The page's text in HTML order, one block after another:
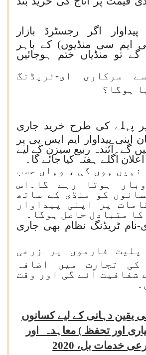
اگر رجسٹرڈ بازار
ایم سی منڈیوں) کے باہر
تو منڈیاں ختم ہوجائیں
سرکاری ای-ٹریڈنگ
ہوگا؟
پہلے کی طرح خرید جاری
پیداوار ایم ایس پی پر
گے۔آئندہ ربیع سیزن کے لیے
اگلے ہفتہ کیا جائے گا۔
نہیں ہوں گی ، وہاں حسب
ہوتا رہے گا۔اس
کو منڈی کے ساتھ
پر اپنی پیداوار
متبادل حاصل ہوگا۔
نام ٹریڈنگ نظام بھی جاری
پلیٹ فارموں پر زرعی
کی تجارت میں اضافہ
شفافیت آئے گی اور وقت
یقین دہانی کے لیے کسانوں
اور تحفظ ) معاہدہ اور
خدمات بل، 2020